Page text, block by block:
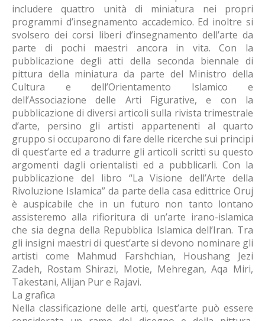
includere quattro unità di miniatura nei propri
programmi d’insegnamento accademico. Ed inoltre si
svolsero dei corsi liberi d’insegnamento dell’arte da
parte di pochi maestri ancora in vita. Con la
pubblicazione degli atti della seconda biennale di
pittura della miniatura da parte del Ministro della
Cultura e dell’Orientamento Islamico e
dell’Associazione delle Arti Figurative, e con la
pubblicazione di diversi articoli sulla rivista trimestrale
d’arte, persino gli artisti appartenenti al quarto
gruppo si occuparono di fare delle ricerche sui principi
di quest’arte ed a tradurre gli articoli scritti su questo
argomenti dagli orientalisti ed a pubblicarli. Con la
pubblicazione del libro “La Visione dell’Arte della
Rivoluzione Islamica” da parte della casa edittrice Oruj
è auspicabile che in un futuro non tanto lontano
assisteremo alla rifioritura di un’arte irano-islamica
che sia degna della Repubblica Islamica dell’Iran. Tra
gli insigni maestri di quest’arte si devono nominare gli
artisti come Mahmud Farshchian, Houshang Jezi
Zadeh, Rostam Shirazi, Motie, Mehregan, Aqa Miri,
Takestani, Alijan Pur e Rajavi.
La grafica
Nella classificazione delle arti, quest’arte può essere